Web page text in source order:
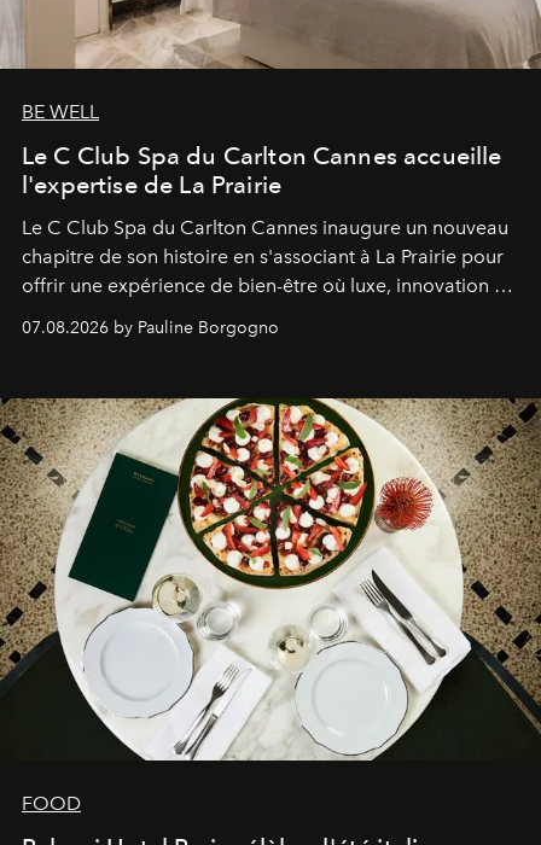
BE WELL
Le C Club Spa du Carlton Cannes accueille
l'expertise de La Prairie
Le C Club Spa du Carlton Cannes inaugure un nouveau
chapitre de son histoire en s'associant à La Prairie pour
offrir une expérience de bien-être où luxe, innovation et
expertise se rencontrent.
07.08.2026 by Pauline Borgogno
FOOD